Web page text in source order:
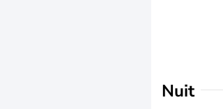
Nuit